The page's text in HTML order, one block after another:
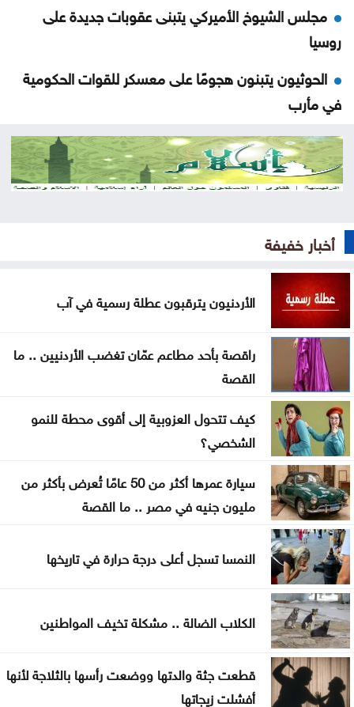
مجلس الشيوخ الأميركي يتبنى عقوبات جديدة على
روسيا
الحوثيون يتبنون هجومًا على معسكر للقوات الحكومية
في مأرب
عقوبات أميركية تستهدف منصات عملات رقمية
مرتبطة بتمويل الحرس الثوري
عون: تقدم إيجابي في مفاوضات روما حول الحدود
والأسرى
سامو زين يفاجئ جمهوره ويعلن ارتباطه بفنانة مصرية
أوبن إيه آي تتيح محادثات غير محدودة لمستخدمي
ChatGPT المجانيين
6 وسائل منزلية فعّالة لطرد البعوض
البنك الدولي يمنح سوريا 100 مليون دولار لتحديث
القطاع المالي
بغداد والرياض تبحثان التنسيق الأمني وتطورات
المنطقة
واشنطن: اتفاق مرتقب لإعادة فتح مضيق هرمز خلال
الساعات المقبلة
أخبار خفيفة
الأردنيون يترقبون عطلة رسمية في آب
راقصة بأحد مطاعم عمّان تغضب الأردنيين .. ما
القصة
كيف تتحول العزوبية إلى أقوى محطة للنمو
الشخصي؟
سيارة عمرها أكثر من 50 عامًا تُعرض بأكثر من
مليون جنيه في مصر .. ما القصة
النمسا تسجل أعلى درجة حرارة في تاريخها
الكلاب الضالة .. مشكلة تخيف المواطنين
قطعت جثة والدتها ووضعت رأسها بالثلاجة لأنها
أفشلت زيجاتها